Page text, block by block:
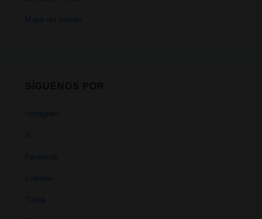
Mapa del mundo
Instagram
X
Facebook
Linkedin
Tiktok